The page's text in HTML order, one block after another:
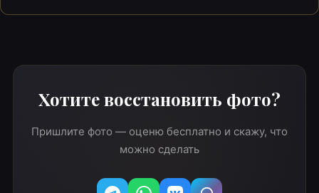
Хотите восстановить фото?
Пришлите фото — оценю бесплатно и скажу, что
можно сделать